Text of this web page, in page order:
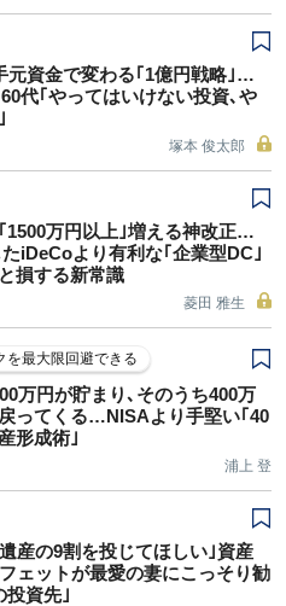
元資金で変わる｢1億円戦略｣…
代｢やってはいけない投資､や
塚本 俊太郎
1500万円以上｣増える神改正…
iDeCoより有利な｢企業型DC｣
損する新常識
菱田 雅生
を最大限回避できる
万円が貯まり､そのうち400万
ってくる…NISAより手堅い｢40
形成術｣
浦上 登
産の9割を投じてほしい｣資産
ェットが最愛の妻にこっそり勧
投資先｣